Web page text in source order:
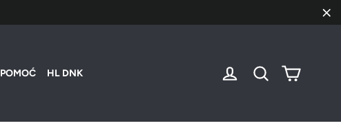
POMOĆ HL DNK Uloguj sePretražiKorpa